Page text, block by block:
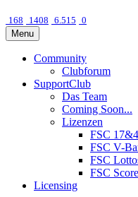
168 1408 6.515 0
Menu
Community
Clubforum
SupportClub
Das Team
Coming Soon...
Lizenzen
FSC 17&4
FSC V-
FSC
FSC
Licensing